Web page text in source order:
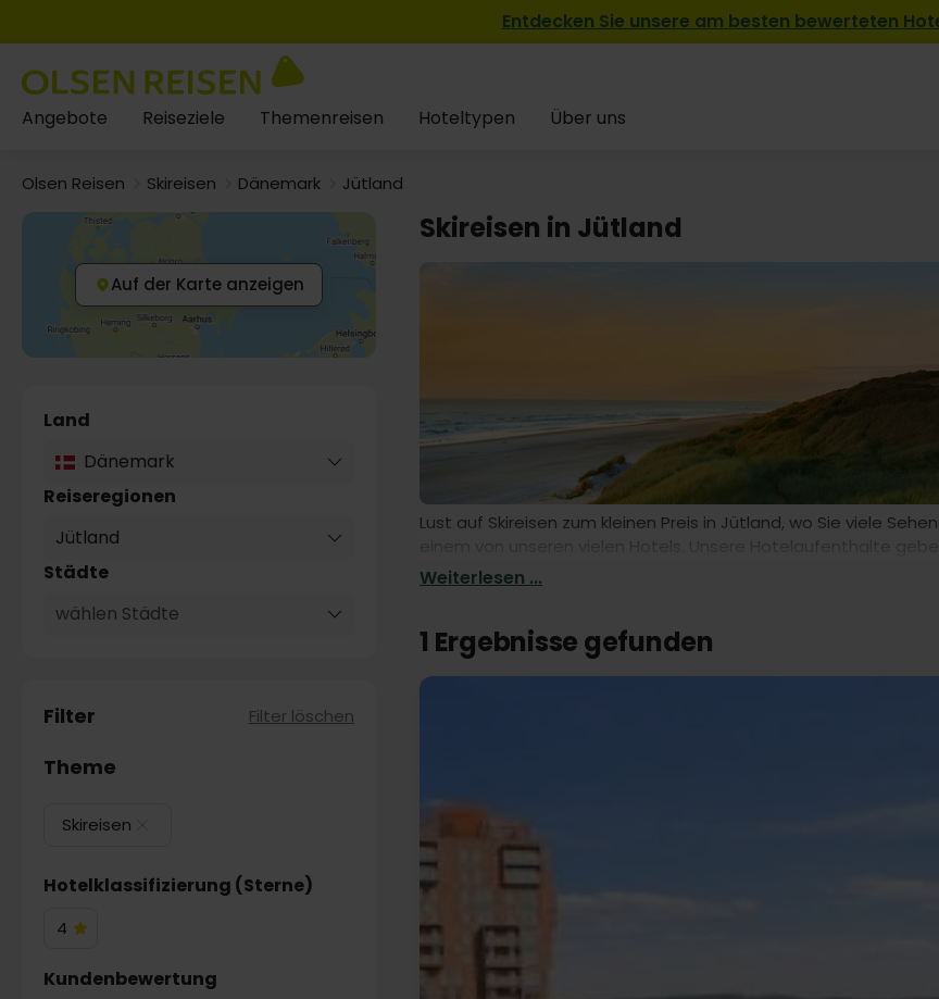
Entdecken Sie unsere am besten bewerteten
Angebote Reiseziele Themenreisen Hoteltypen Über uns
Olsen Reisen Skireisen Dänemark Jütland
Auf der Karte anzeigen
Land
Dänemark
Reiseregionen
Jütland
Städte
wählen Städte
Filter Filter löschen
Theme
Skireisen
Hotelklassifizierung (Sterne)
4
4
Kundenbewertung
Skireisen in Jütland
Lust auf Skireisen zum kleinen Preis in Jütland, wo Sie viele
einem von unseren vielen Hotels. Unsere Hotelaufenthalte
eigener Anreise.
Weiterlesen ...
1 Ergebnisse gefunden